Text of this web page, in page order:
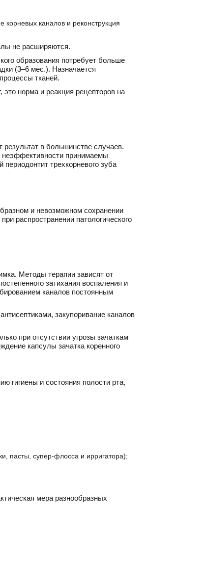
каналов и реконструкция
не расширяются.
образования потребует больше
(3–6 мес.). Назначается
тканей.
это норма и реакция рецепторов на
в большинстве случаев.
неэффективности принимаемы
трехкорневого зуба
и невозможном сохранении
распространении патологического
Методы терапии зависят от
затихания воспаления и
каналов постоянным
закупоривание каналов
при отсутствии угрозы зачаткам
капсулы зачатка коренного
гигиены и состояния полости рта,
пасты, супер-флосса и ирригатора);
мера разнообразных